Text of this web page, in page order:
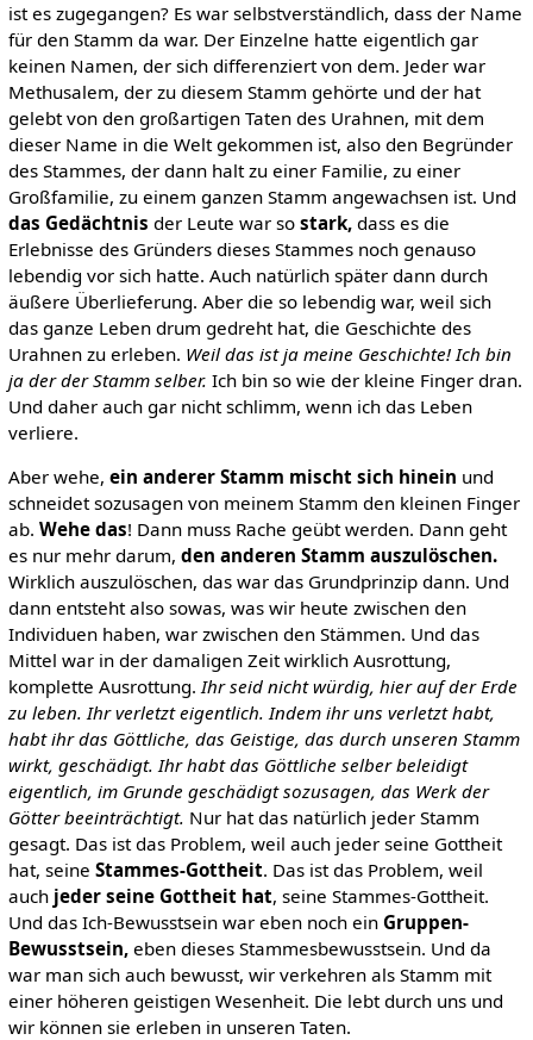
ist es zugegangen? Es war selbstverständlich, dass der Name
für den Stamm da war. Der Einzelne hatte eigentlich gar
keinen Namen, der sich differenziert von dem. Jeder war
Methusalem, der zu diesem Stamm gehörte und der hat
gelebt von den großartigen Taten des Urahnen, mit dem
dieser Name in die Welt gekommen ist, also den Begründer
des Stammes, der dann halt zu einer Familie, zu einer
Großfamilie, zu einem ganzen Stamm angewachsen ist. Und
das Gedächtnis der Leute war so stark,dass es die
Erlebnisse des Gründers dieses Stammes noch genauso
lebendig vor sich hatte. Auch natürlich später dann durch
äußere Überlieferung. Aber die so lebendig war, weil sich
das ganze Leben drum gedreht hat, die Geschichte des
Urahnen zu erleben. Weil das ist ja meine Geschichte! Ich bin
ja der der Stamm selber. Ich bin so wie der kleine Finger dran.
Und daher auch gar nicht schlimm, wenn ich das Leben
verliere.
Aber wehe, ein anderer Stamm mischt sich hinein und
schneidet sozusagen von meinem Stamm den kleinen Finger
ab. Wehe das! Dann muss Rache geübt werden. Dann geht
es nur mehr darum, den anderen Stamm auszulöschen.
Wirklich auszulöschen, das war das Grundprinzip dann. Und
dann entsteht also sowas, was wir heute zwischen den
Individuen haben, war zwischen den Stämmen. Und das
Mittel war in der damaligen Zeit wirklich Ausrottung,
komplette Ausrottung. Ihr seid nicht würdig, hier auf der Erde
zu leben. Ihr verletzt eigentlich. Indem ihr uns verletzt habt,
habt ihr das Göttliche, das Geistige, das durch unseren Stamm
wirkt, geschädigt. Ihr habt das Göttliche selber beleidigt
eigentlich, im Grunde geschädigt sozusagen, das Werk der
Götter beeinträchtigt. Nur hat das natürlich jeder Stamm
gesagt. Das ist das Problem, weil auch jeder seine Gottheit
hat, seine Stammes-Gottheit. Das ist das Problem, weil
auch jeder seine Gottheit hat, seine Stammes-Gottheit.
Und das Ich-Bewusstsein war eben noch ein Gruppen-
Bewusstsein,eben dieses Stammesbewusstsein. Und da
war man sich auch bewusst, wir verkehren als Stamm mit
einer höheren geistigen Wesenheit. Die lebt durch uns und
wir können sie erleben in unseren Taten.